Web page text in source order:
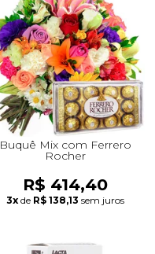
Buquê Mix com Ferrero
Rocher
R$ 414,40
3x de R$ 138,13 sem juros